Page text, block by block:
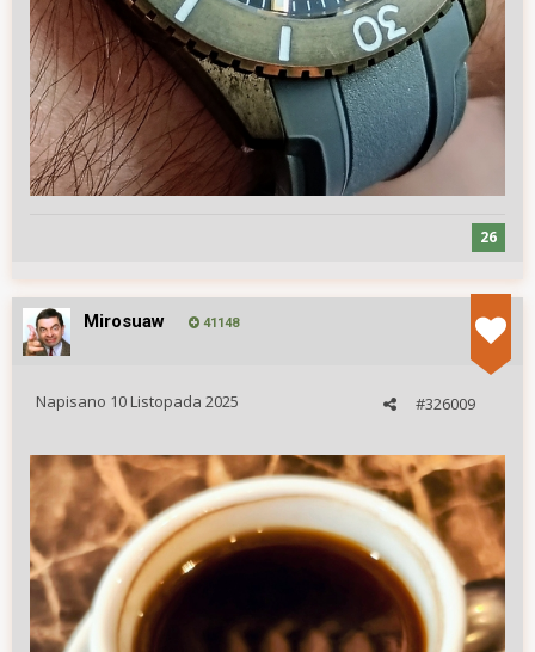
26
Mirosuaw 41148
#326009
Napisano 10 Listopada 2025